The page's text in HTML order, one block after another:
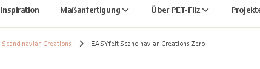
Inspiration Maßanfertigung Über PET-Filz
Scandinavian Creations EASYfelt Scandinavian Creations Zero